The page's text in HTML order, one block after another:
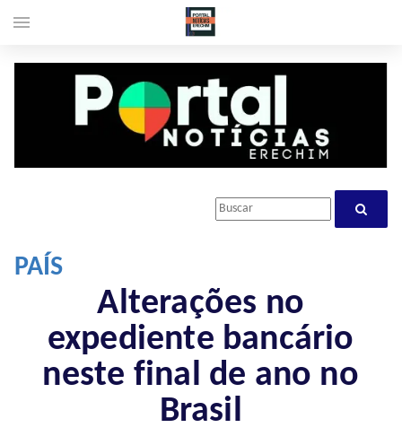
PAÍS
Alterações no
expediente bancário
neste final de ano no
Brasil
menu